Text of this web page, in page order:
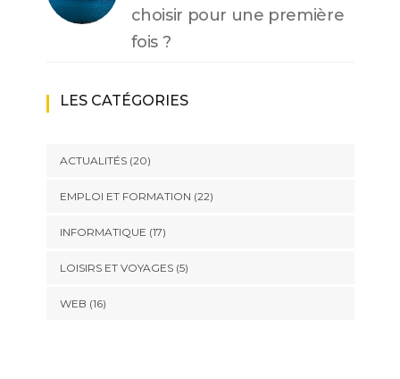
choisir pour une première
fois ?
LES CATÉGORIES
ACTUALITÉS(20)
EMPLOI ET FORMATION (22)
INFORMATIQUE (17)
LOISIRS ET VOYAGES(5)
WEB (16)